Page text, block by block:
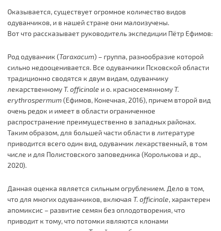
Оказывается, существует огромное количество видов
одуванчиков, и в нашей стране они малоизучены.
Вот что рассказывает руководитель экспедиции Пётр Ефимов:
Род одуванчик (Taraxacum) – группа, разнообразие которой
сильно недооценивается. Все одуванчики Псковской области
традиционно сводятся к двум видам, одуванчику
лекарственному T. officinale и о. красносемянному T.
erythrospermum(Ефимов, Конечная, 2016), причем второй вид
очень редок и имеет в области ограниченное
распространение преимущественно в западных районах.
Таким образом, для большей части области в литературе
приводится всего один вид, одуванчик лекарственный, в том
числе и для Полистовского заповедника (Королькова и др.,
2020).
Данная оценка является сильным огрублением. Дело в том,
что для многих одуванчиков, включая T. officinale, характерен
апомиксис – развитие семян без оплодотворения, что
приводит к тому, что потомки являются клонами